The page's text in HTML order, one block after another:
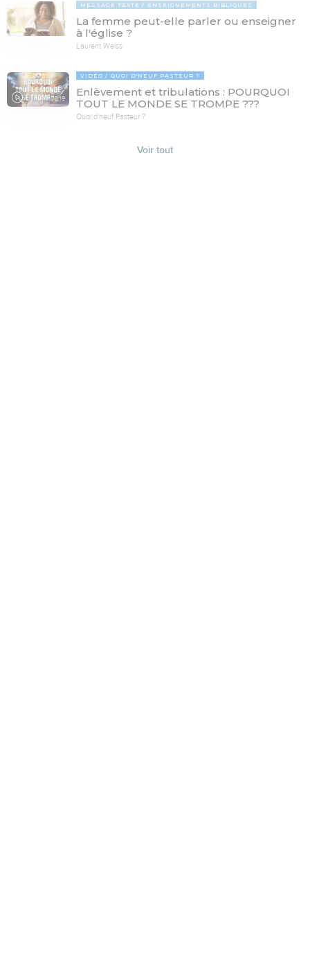
MESSAGE TEXTE ENSEIGNEMENTS BIBLIQUES
La femme peut-elle parler ou enseigner
à l'église ?
Laurent Weiss
78:19
VIDÉO QUOI D'NEUF PASTEUR ?
Enlèvement et tribulations : POURQUOI
TOUT LE MONDE SE TROMPE ???
Quoi d'neuf Pasteur ?
Voir tout